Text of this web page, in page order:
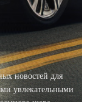
новостей для
увлекательными